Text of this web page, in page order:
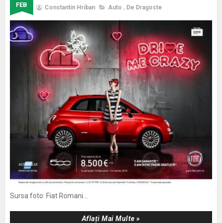
FEB Constantin Hriban Auto , De Dragoste
Sursa foto: Fiat Romani...
Aflați Mai Multe »